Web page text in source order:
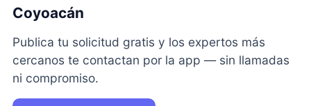
Coyoacán
Publica tu solicitud gratis y los expertos más
cercanos te contactan por la app — sin llamadas
ni compromiso.